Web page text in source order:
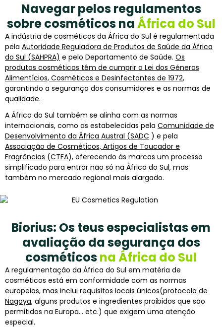
Navegar pelos regulamentos
sobre cosméticos naÁfrica do Sul
A indústria de cosméticos da África do Sul é regulamentada
pela Autoridade Reguladora de Produtos de Saúde da África
do Sul (SAHPRA) e pelo Departamento de Saúde. Os
produtos cosméticos têm de cumprir a Lei dos Géneros
Alimentícios, Cosméticos e Desinfectantes de 1972,
garantindo a segurança dos consumidores e as normas de
qualidade.
A África do Sul também se alinha com as normas
internacionais, como as estabelecidas pela Comunidade de
Desenvolvimento da África Austral (SADC ) e pela
Associação de Cosméticos, Artigos de Toucador e
Fragrâncias (CTFA), oferecendo às marcas um processo
simplificado para entrar não só na África do Sul, mas
também no mercado regional mais alargado.
Biorius: Os teus especialistas em
avaliação da segurança dos
cosméticosna África do Sul
A regulamentação da África do Sul em matéria de
cosméticos está em conformidade com as normas
europeias, mas inclui requisitos locais únicos(protocolo de
Nagoya, alguns produtos e ingredientes proibidos que são
permitidos na Europa… etc.) que exigem uma atenção
especial.